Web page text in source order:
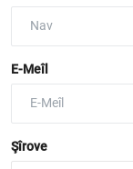
E-Meîl
Şîrove